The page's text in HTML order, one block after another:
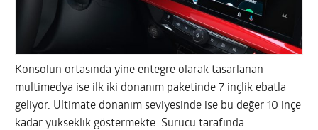
Konsolun ortasında yine entegre olarak tasarlanan
multimedya ise ilk iki donanım paketinde 7 inçlik ebatla
geliyor. Ultimate donanım seviyesinde ise bu değer 10 inçe
kadar yükseklik göstermekte. Sürücü tarafında